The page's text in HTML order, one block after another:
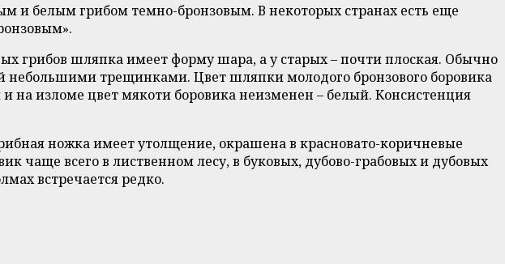
и белым грибом темно-бронзовым. В некоторых странах есть еще
грибов шляпка имеет форму шара, а у старых – почти плоская. Обычно
небольшими трещинками. Цвет шляпки молодого бронзового боровика
на изломе цвет мякоти боровика неизменен – белый. Консистенция
ножка имеет утолщение, окрашена в красновато-коричневые
чаще всего в лиственном лесу, в буковых, дубово-грабовых и дубовых
встречается редко.